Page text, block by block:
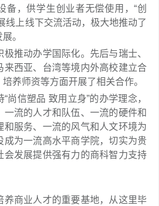
备，供学生创业者无偿使用，“创
线上线下交流活动，极大地推动了
。
推动办学国际化。先后与瑞士、
来西亚、台湾等境内外高校建立合
养师资等方面开展了相关合作。
尚信塑品 致用立身”的办学理念，
一流的人才和队伍、一流的硬件和
和服务、一流的风气和人文环境为
成为一流高水平商学院，切实为贵
会发展提供强有力的商科智力支持
养商业人才的重要基地，从这里毕